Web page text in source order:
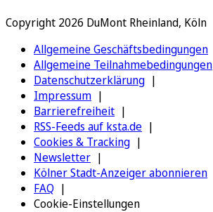
Copyright 2026 DuMont Rheinland, Köln
Allgemeine Geschäftsbedingungen
Allgemeine Teilnahmebedingungen
Datenschutzerklärung
Impressum
Barrierefreiheit
RSS-Feeds auf ksta.de
Cookies & Tracking
Newsletter
Kölner Stadt-Anzeiger abonnieren
FAQ
Cookie-Einstellungen